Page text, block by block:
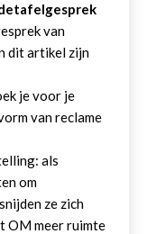
van
dit artikel zijn
je voor je
van reclame
als
om
ze zich
OM meer ruimte